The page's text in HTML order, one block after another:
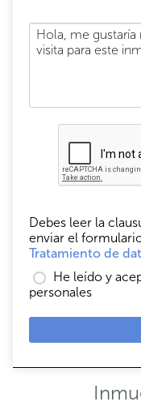
Debes leer la
enviar el
Tratamiento de
He leído y
personales